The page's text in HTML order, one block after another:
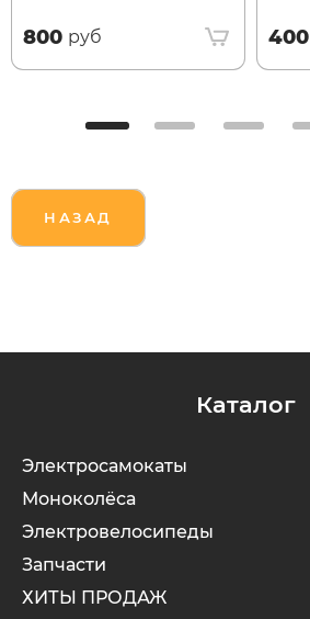
800 руб 400
НАЗАД
Каталог
Электросамокаты
Моноколёса
Электровелосипеды
Запчасти
ХИТЫ ПРОДАЖ